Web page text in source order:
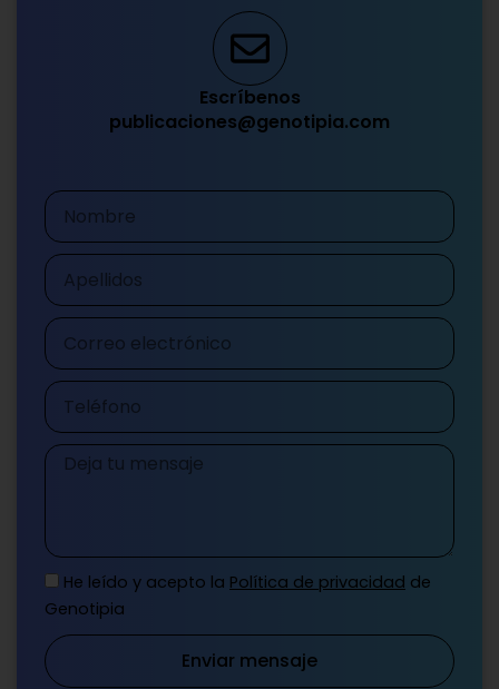
Escríbenos
publicaciones@genotipia.com
Nombre
Apellidos
Correo
electrónico
Teléfono
Mensaje
He leído y acepto la Política de privacidad de
Genotipia
Enviar mensaje